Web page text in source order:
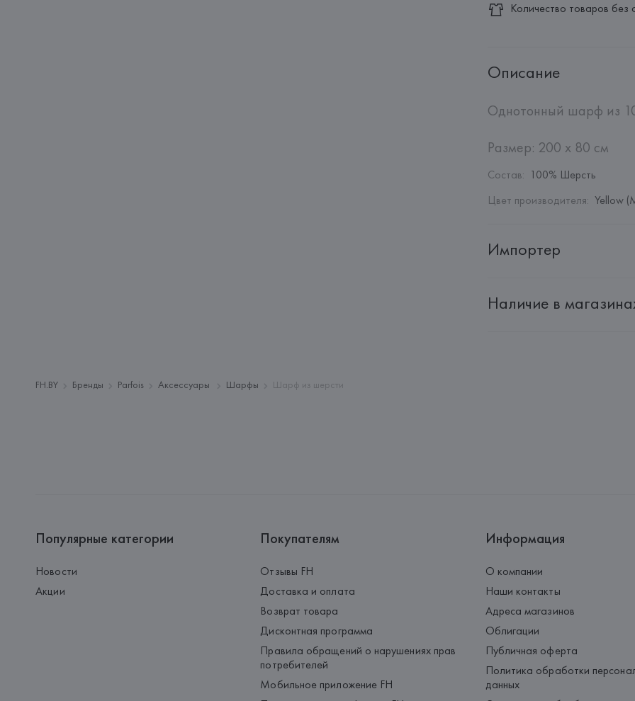
Количество товаров без
Описание
Однотонный шарф из
Размер: 200 x 80 см
Состав: 100% Шерсть
Цвет производителя: Yellow
Импортер
Адрес: Республика
Наличие в
FH.BY Бренды Parfois Аксессуары Шарфы Шарф из шерсти
Популярные категории
Новости
Акции
Покупателям
Отзывы FH
Доставка и оплата
Возврат товара
Дисконтная программа
Правила обращений о нарушениях прав
потребителей
Мобильное приложение FH
Информация
О компании
Наши контакты
Адреса магазинов
Облигации
Публичная оферта
Политика обработки
данных